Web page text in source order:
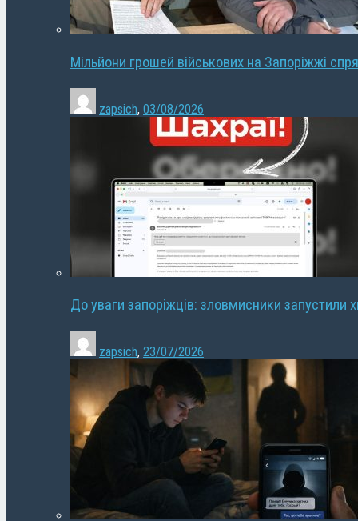
Мільйони грошей військових на Запоріжжі
zapsich, 03/08/2026
До уваги запоріжців: зловмисники запустили
zapsich, 23/07/2026